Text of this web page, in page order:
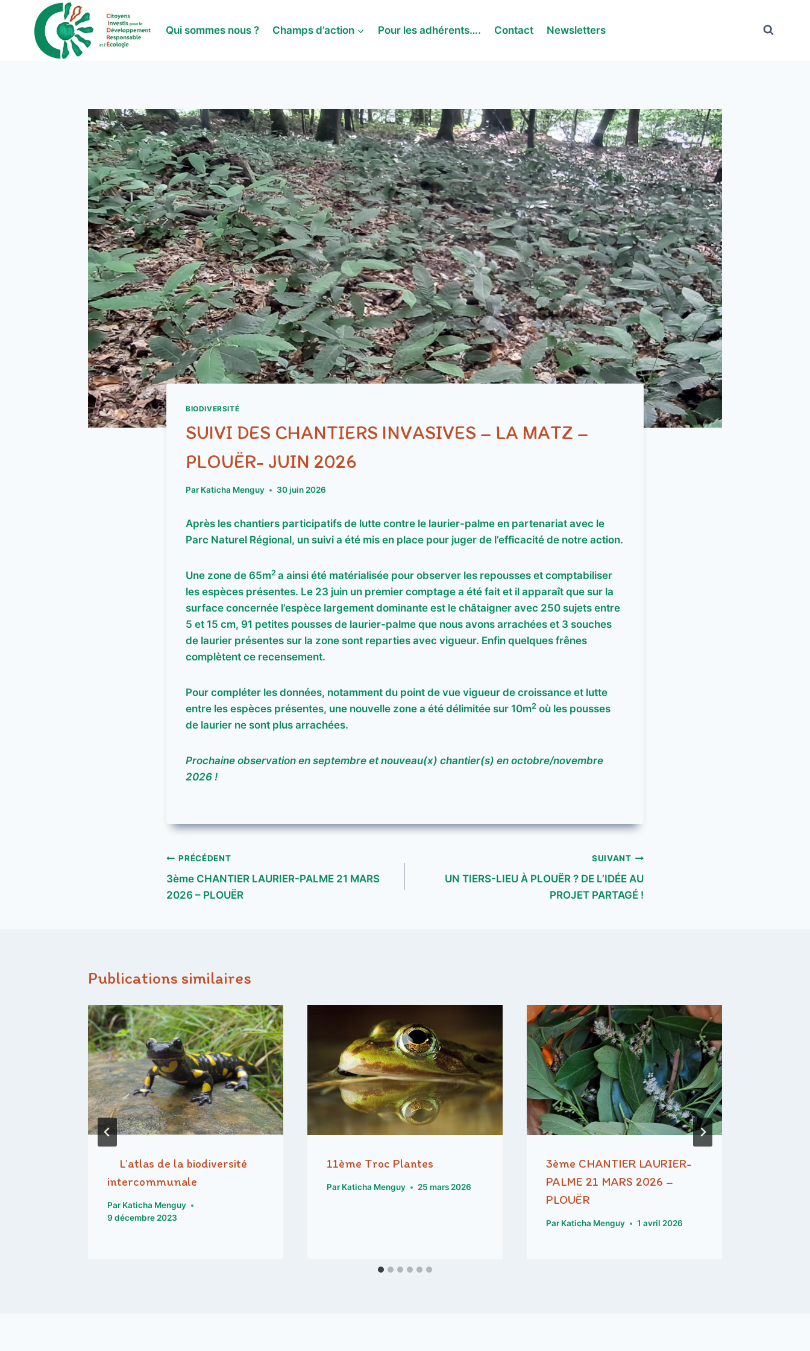
contenu
Qui sommes nous ? Champs d’action Pour les adhérents…. Contact Newsletters
BIODIVERSITÉ
SUIVI DES CHANTIERS INVASIVES – LA MATZ –
PLOUËR- JUIN 2026
Par Katicha Menguy 30 juin 2026
Après les chantiers participatifs de lutte contre le laurier-palme en partenariat avec le
Parc Naturel Régional, un suivi a été mis en place pour juger de l’efficacité de notre action.
Une zone de 65m2 a ainsi été matérialisée pour observer les repousses et comptabiliser
les espèces présentes. Le 23 juin un premier comptage a été fait et il apparaît que sur la
surface concernée l’espèce largement dominante est le châtaigner avec 250 sujets entre
5 et 15 cm, 91 petites pousses de laurier-palme que nous avons arrachées et 3 souches
de laurier présentes sur la zone sont reparties avec vigueur. Enfin quelques frênes
complètent ce recensement.
Pour compléter les données, notamment du point de vue vigueur de croissance et lutte
entre les espèces présentes, une nouvelle zone a été délimitée sur 10m2 où les pousses
de laurier ne sont plus arrachées.
Prochaine observation en septembre et nouveau(x) chantier(s) en octobre/novembre
2026 !
Navigation
de
PRÉCÉDENT
3ème CHANTIER LAURIER-PALME 21 MARS
2026 – PLOUËR
SUIVANT
UN TIERS-LIEU À PLOUËR ? DE L’IDÉE AU
PROJET PARTAGÉ !
Publications similaires
L’atlas de la biodiversité
intercommunale
Par Katicha Menguy
9 décembre 2023
11ème Troc Plantes
Par Katicha Menguy 25 mars 2026
3ème CHANTIER LAURIER-
PALME 21 MARS 2026 –
PLOUËR
Par Katicha Menguy 1 avril 2026